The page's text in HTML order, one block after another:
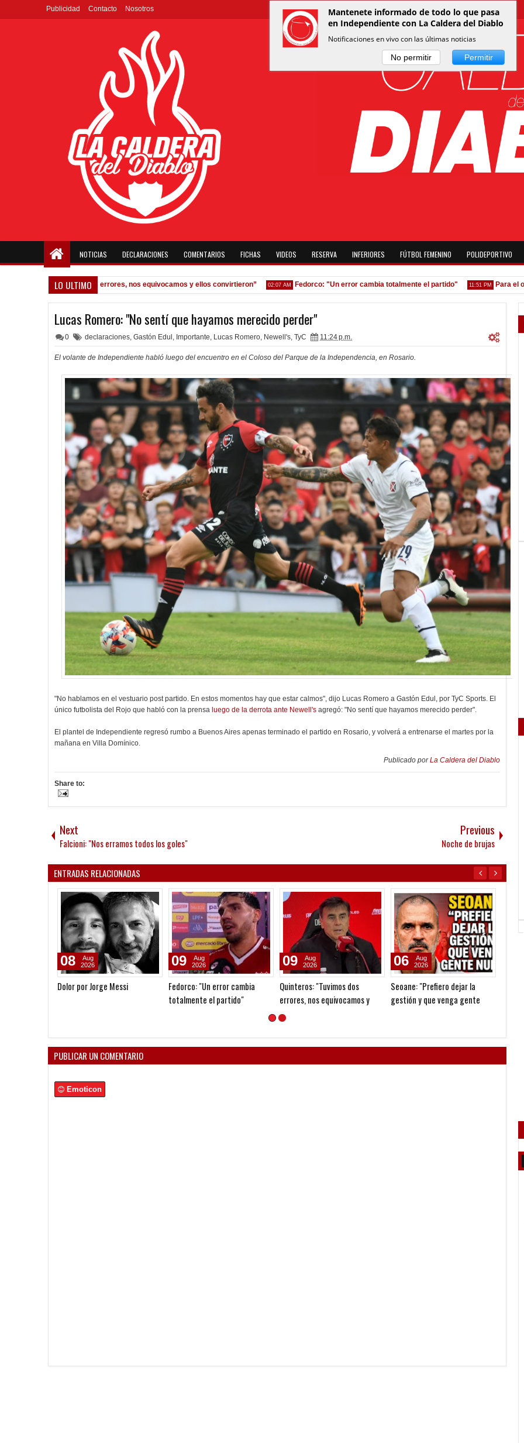
Publicidad Contacto Nosotros
NOTICIAS DECLARACIONES COMENTARIOS FICHAS VIDEOS RESERVA INFERIORES FÚTBOL FEMENINO POLIDEPORTIVO
LO ULTIMO
"Tuvimos dos errores, nos equivocamos y ellos convirtieron” 02:07 AM Fedorco: "Un error cambia totalmente el partido" 11:51 PM Para el olvido
Lucas Romero: "No sentí que hayamos merecido perder"
0 declaraciones, Gastón Edul , Importante, Lucas Romero, Newell's, TyC 11:24 p.m.
El volante de Independiente habló luego del encuentro en el Coloso del Parque de la Independencia, en Rosario.
"No hablamos en el vestuario post partido. En estos momentos hay que estar calmos", dijo Lucas Romero a Gastón Edul, por TyC Sports. El
único futbolista del Rojo que habló con la prensa luego de la derrota ante Newell's agregó: "No sentí que hayamos merecido perder".
El plantel de Independiente regresó rumbo a Buenos Aires apenas terminado el partido en Rosario, y volverá a entrenarse el martes por la
mañana en Villa Domínico.
Publicado porLa Caldera del Diablo
Share to:
Next
Falcioni: "Nos erramos todos los goles"
Previous
Noche de brujas
ENTRADAS RELACIONADAS
Goleada histórica de la Reserva
05
Aug
2026
Reclamo millonario de San
Martín (SJ)
05
Aug
2026
Para el olvido
08
Aug
2026
Clausura 2026 - Fecha 4 -
Platense
08
Aug
2026
PUBLICAR UN COMENTARIO
Emoticon
Mantenete informado de todo lo que pasa
en Independiente con La Caldera del Diablo
Notificaciones en vivo con las últimas noticias
No permitir Permitir